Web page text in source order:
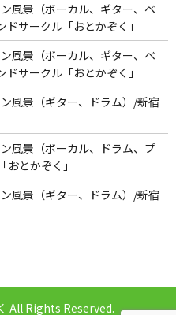
風景（ボーカル、ギター、ベ
サークル「おとかぞく」
風景（ボーカル、ギター、ベ
サークル「おとかぞく」
風景（ギター、ドラム）/新宿
風景（ボーカル、ドラム、プ
とかぞく」
風景（ギター、ドラム）/新宿
All Rights Reserved.